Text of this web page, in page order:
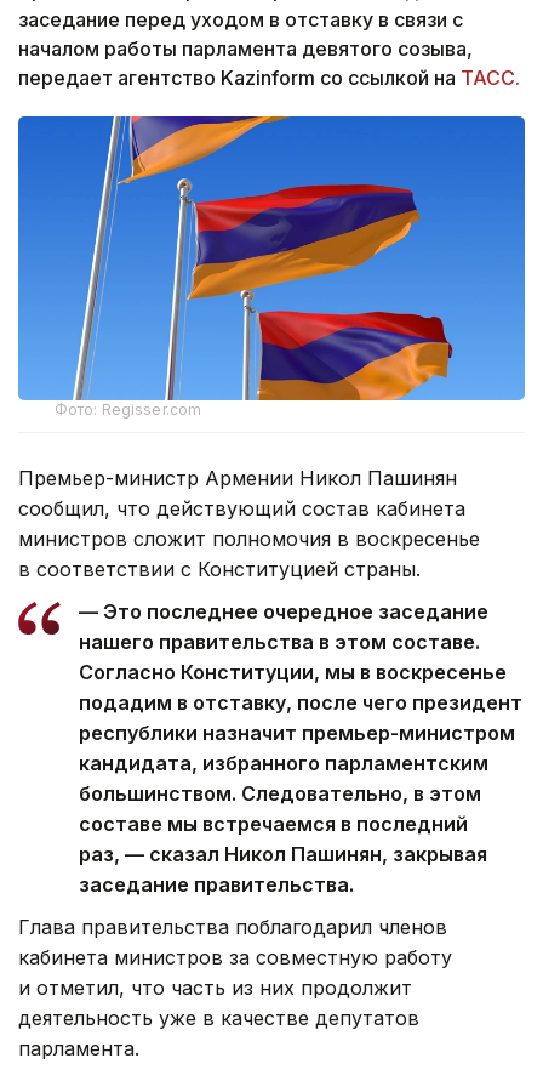
заседание перед уходом в отставку в связи с
началом работы парламента девятого созыва,
передает агентство Kazinform со ссылкой на ТАСС.
Фото: Regisser.com
Премьер-министр Армении Никол Пашинян
сообщил, что действующий состав кабинета
министров сложит полномочия в воскресенье
в соответствии с Конституцией страны.
— Это последнее очередное заседание
нашего правительства в этом составе.
Согласно Конституции, мы в воскресенье
подадим в отставку, после чего президент
республики назначит премьер-министром
кандидата, избранного парламентским
большинством. Следовательно, в этом
составе мы встречаемся в последний
раз, — сказал Никол Пашинян, закрывая
заседание правительства.
Глава правительства поблагодарил членов
кабинета министров за совместную работу
и отметил, что часть из них продолжит
деятельность уже в качестве депутатов
парламента.